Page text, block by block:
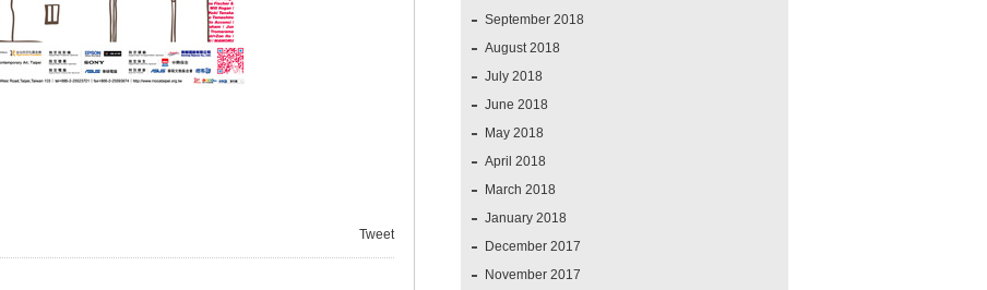
Tweet
September 2018
August 2018
July 2018
June 2018
May 2018
April 2018
March 2018
January 2018
December 2017
November 2017